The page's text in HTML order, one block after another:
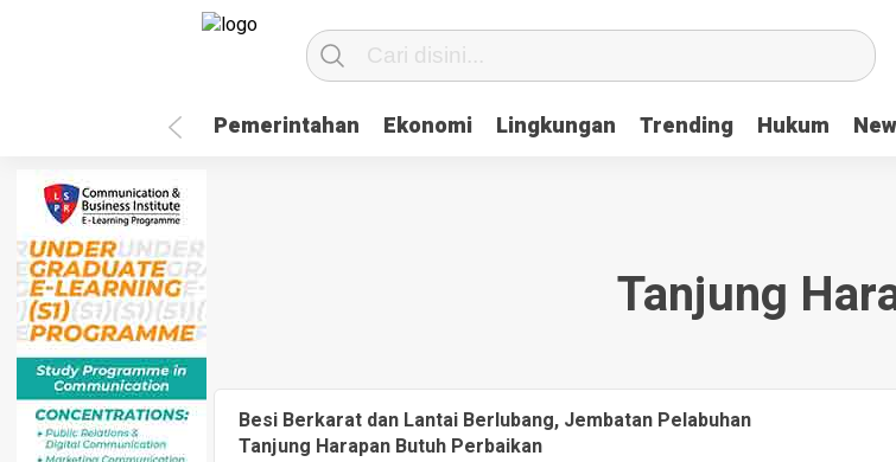
Pemerintahan Ekonomi Lingkungan Trending Hukum
Tanjung
Besi Berkarat dan Lantai Berlubang, Jembatan Pelabuhan
Tanjung Harapan Butuh Perbaikan